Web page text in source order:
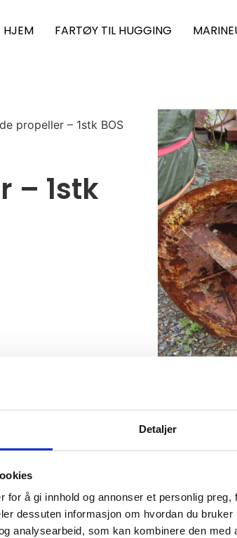
Detaljer
for å gi innhold og annonser et personlig
dessuten informasjon om hvordan du
analysearbeid, som kan kombinere den
HJEM FARTØY TIL HUGGING
propeller – 1stk BOS
– 1stk